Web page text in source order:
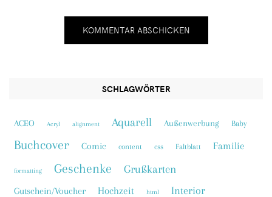
SCHLAGWÖRTER
ACEO Acryl alignment Aquarell Außenwerbung Baby
Buchcover Comic content css Faltblatt Familie
formatting Geschenke Grußkarten
Gutschein/Voucher Hochzeit html Interior